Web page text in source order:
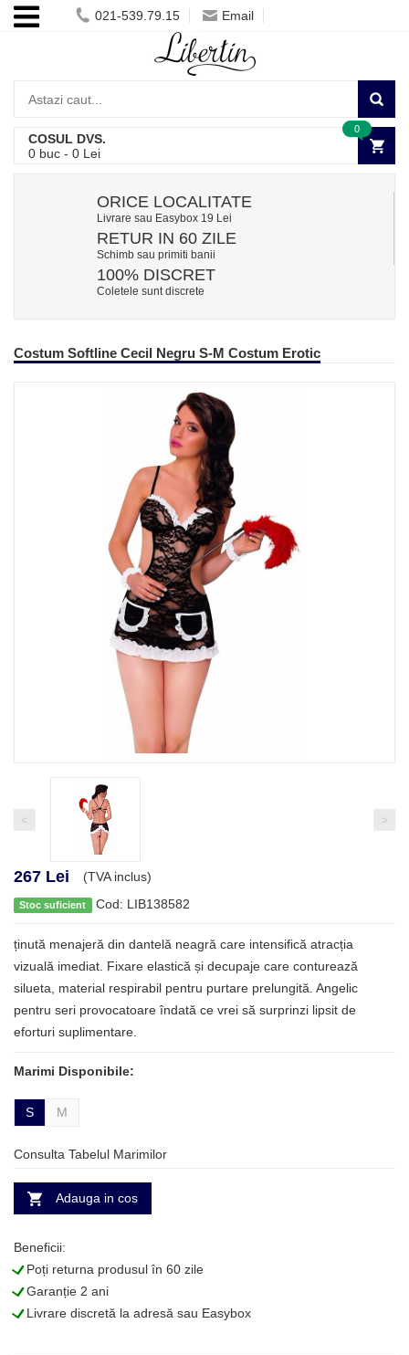
021-539.79.15 Email
COSUL DVS.
0 buc - 0 Lei
0
ORICE LOCALITATE
Livrare sau Easybox 19 Lei
RETUR IN 60 ZILE
Schimb sau primiti banii
100% DISCRET
Coletele sunt discrete
Costum Softline Cecil Negru S-M Costum Erotic
< >
267 Lei (TVA inclus)
Stoc suficient Cod: LIB138582
ținută menajeră din dantelă neagră care intensifică atracția
vizuală imediat. Fixare elastică și decupaje care conturează
silueta, material respirabil pentru purtare prelungită. Angelic
pentru seri provocatoare îndată ce vrei să surprinzi lipsit de
eforturi suplimentare.
Marimi Disponibile:
S M
Consulta Tabelul Marimilor
Adauga in cos
Beneficii:
LPoți returna produsul în 60 zile
LGaranție 2 ani
LLivrare discretă la adresă sau Easybox